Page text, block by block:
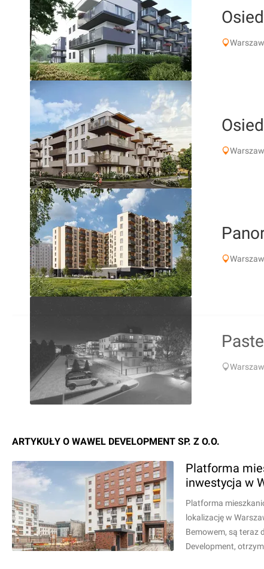
ARTYKUŁY O WAWEL DEVELOPMENT SP. Z O.O.
Platforma
inwestycja w
Platforma
lokalizację w
Bemowem, są teraz
Development,